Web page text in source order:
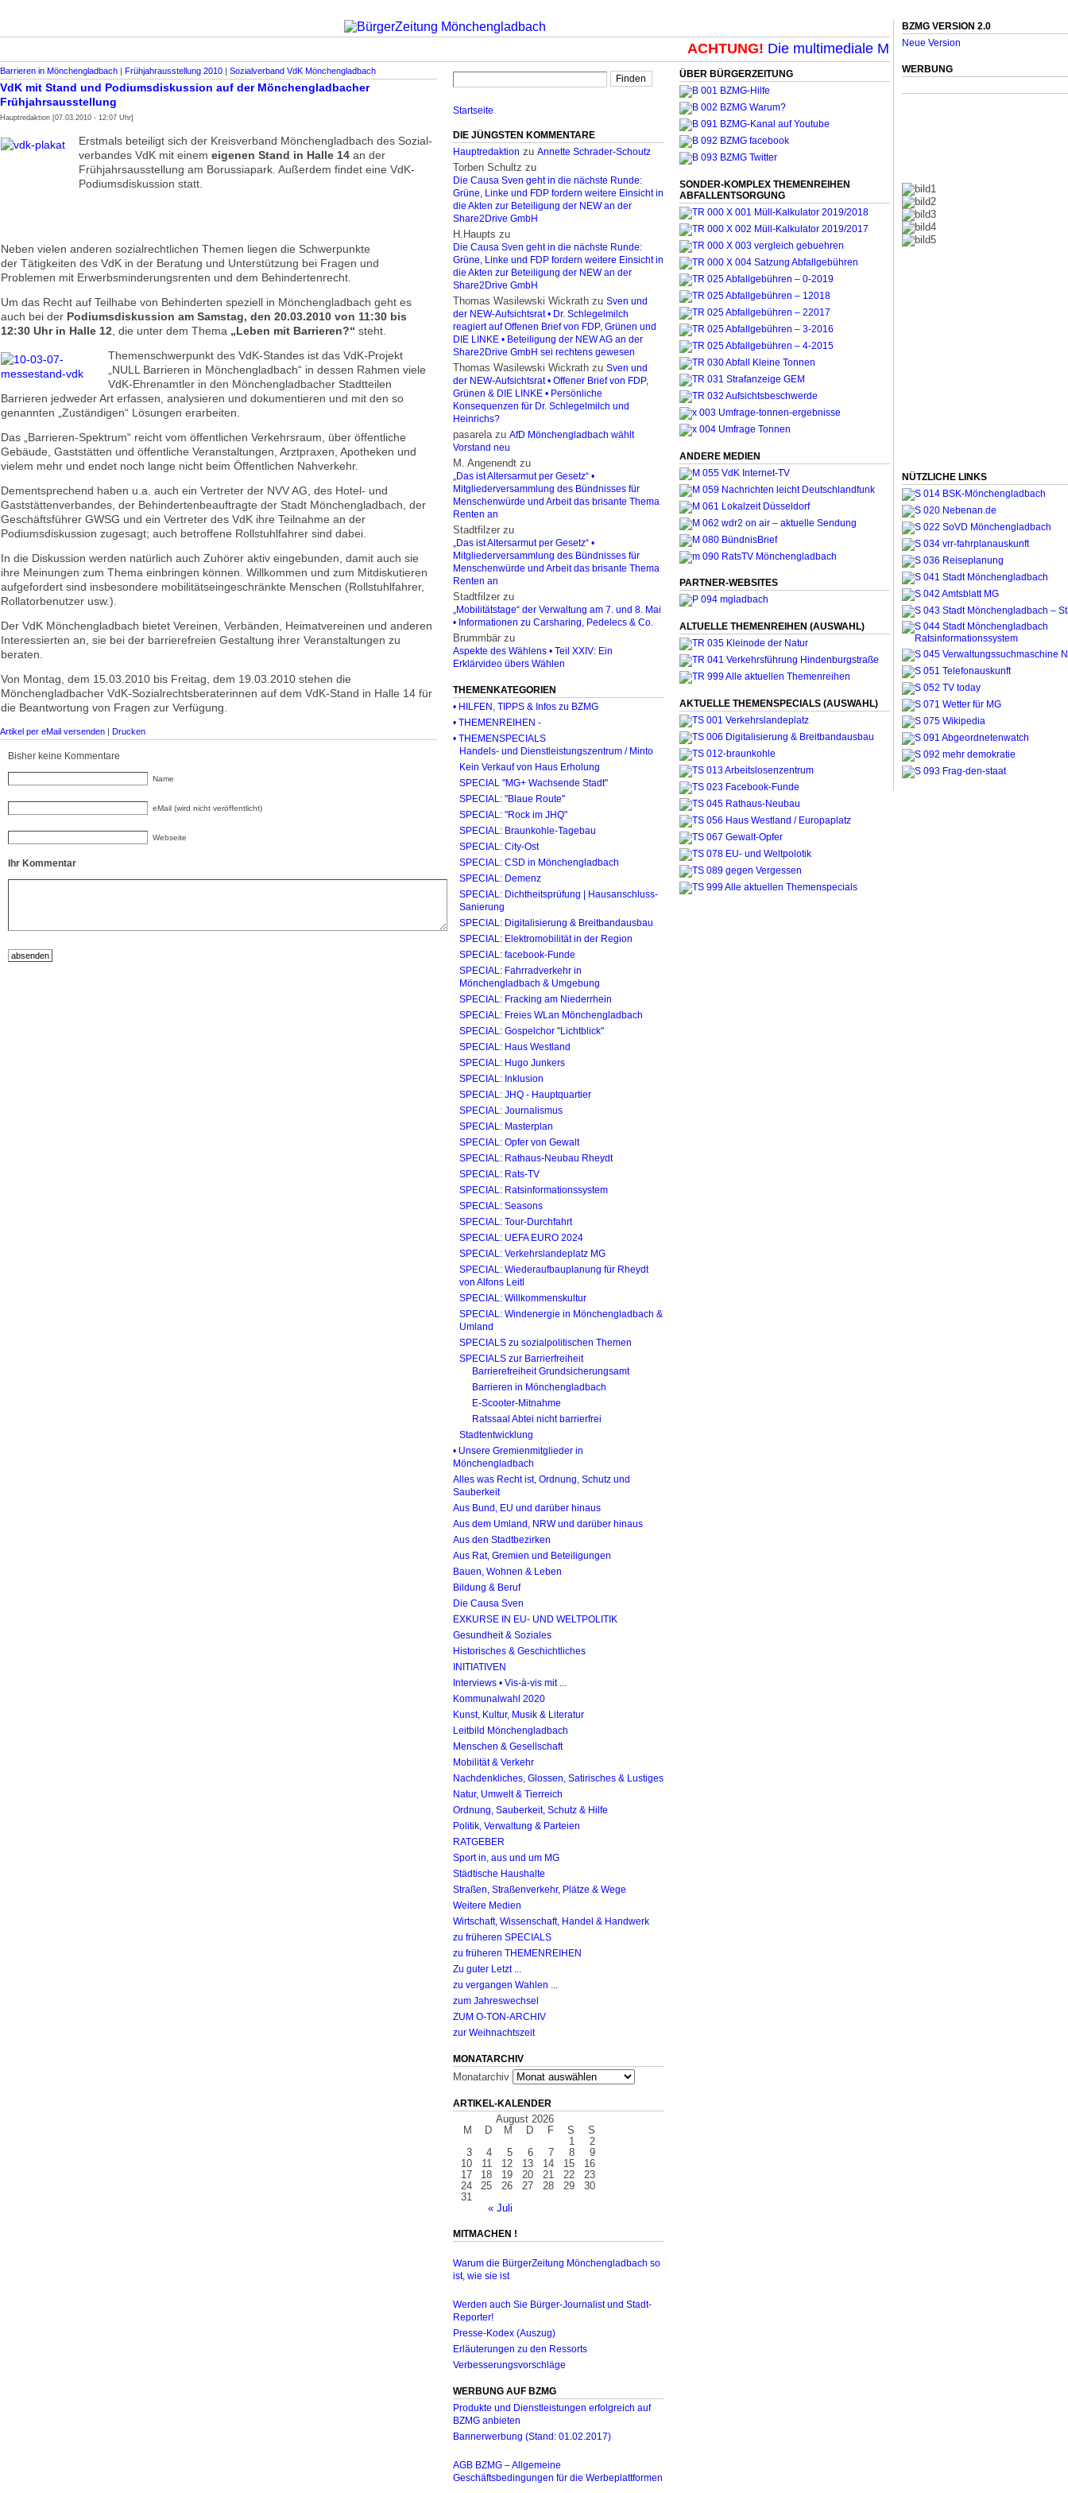
ACHTUNG!Die multimediale Mit-Mach-Zeitung für
Barrieren in Mönchengladbach | Frühjahrausstellung 2010 | Sozialverband VdK Mönchengladbach
VdK mit Stand und Podiumsdiskussion auf der Mönchengladbacher
Frühjahrsausstellung
Hauptredaktion [07.03.2010 - 12:07 Uhr]
Erstmals beteiligt sich der Kreisverband Mönchengladbach des Sozial­
verbandes VdK mit einem eigenen Stand in Halle 14 an der
Frühjahrsausstellung am Borussiapark. Außerdem findet eine VdK-
Podiumsdiskussion statt.
Neben vielen anderen sozialrechtlichen Themen liegen die Schwerpunkte
der Tätigkeiten des VdK in der Beratung und Unterstützung bei Fragen und
Problemen mit Erwerbsminderungsrenten und dem Behindertenrecht.
Um das Recht auf Teilhabe von Behinderten speziell in Mönchengladbach geht es
auch bei der Podiumsdiskussion am Samstag, den 20.03.2010 von 11:30 bis
12:30 Uhr in Halle 12 , die unter dem Thema „Leben mit Barrieren?“ steht.
Themenschwerpunkt des VdK-Standes ist das VdK-Projekt
„NULL Barrieren in Mönchengladbach“ in dessen Rahmen viele
VdK-Ehrenamtler in den Mönchengladbacher Stadtteilen
Barrieren jedweder Art erfassen, analysieren und dokumentieren und mit den so
genannten „Zuständigen“ Lösungen erarbeiten.
Das „Barrieren-Spektrum“ reicht vom öffentlichen Verkehrsraum, über öffentliche
Gebäude, Gaststätten und öffentliche Veranstaltungen, Arztpraxen, Apotheken und
vielem mehr und endet noch lange nicht beim Öffentlichen Nahverkehr.
Dementsprechend haben u.a. auch ein Vertreter der NVV AG, des Hotel- und
Gaststättenverbandes, der Behindertenbeauftragte der Stadt Mönchengladbach, der
Geschäftsführer GWSG und ein Vertreter des VdK ihre Teilnahme an der
Podiumsdiskussion zugesagt; auch betroffene Rollstuhlfahrer sind dabei.
In die Diskussion werden natürlich auch Zuhörer aktiv eingebunden, damit auch sie
ihre Meinungen zum Thema einbringen können. Willkommen und zum Mitdiskutieren
aufgefordert sind insbesondere mobilitätseingeschränkte Menschen (Rollstuhlfahrer,
Rollatorbenutzer usw.).
Der VdK Mönchengladbach bietet Vereinen, Verbänden, Heimatvereinen und anderen
Interessierten an, sie bei der barrierefreien Gestaltung ihrer Veranstaltungen zu
beraten.
Von Montag, dem 15.03.2010 bis Freitag, dem 19.03.2010 stehen die
Mönchengladbacher VdK-Sozialrechtsberaterinnen auf dem VdK-Stand in Halle 14 für
die Beantwortung von Fragen zur Verfügung.
Artikel per eMail versenden | Drucken
Bisher keine Kommentare
Name
eMail (wird nicht veröffentlicht)
Webseite
Ihr Kommentar
Startseite
DIE JÜNGSTEN KOMMENTARE
Hauptredaktion zu Annette Schrader-Schoutz
Torben Schultz zu
Die Causa Sven geht in die nächste Runde:
Grüne, Linke und FDP fordern weitere Einsicht in
die Akten zur Beteiligung der NEW an der
Share2Drive GmbH
H.Haupts zu
Die Causa Sven geht in die nächste Runde:
Grüne, Linke und FDP fordern weitere Einsicht in
die Akten zur Beteiligung der NEW an der
Share2Drive GmbH
Thomas Wasilewski Wickrath zu Sven und
der NEW-Aufsichtsrat • Dr. Schlegelmilch
reagiert auf Offenen Brief von FDP, Grünen und
DIE LINKE • Beteiligung der NEW AG an der
Share2Drive GmbH sei rechtens gewesen
Thomas Wasilewski Wickrath zu Sven und
der NEW-Aufsichtsrat • Offener Brief von FDP,
Grünen & DIE LINKE • Persönliche
Konsequenzen für Dr. Schlegelmilch und
Heinrichs?
pasarelazu AfD Mönchengladbach wählt
Vorstand neu
M. Angenendt zu
„Das ist Altersarmut per Gesetz“ •
Mitgliederversammlung des Bündnisses für
Menschenwürde und Arbeit das brisante Thema
Renten an
Stadtfilzer zu
„Das ist Altersarmut per Gesetz“ •
Mitgliederversammlung des Bündnisses für
Menschenwürde und Arbeit das brisante Thema
Renten an
Stadtfilzer zu
„Mobilitätstage“ der Verwaltung am 7. und 8. Mai
• Informationen zu Carsharing, Pedelecs & Co.
Brummbär zu
Aspekte des Wählens • Teil XXIV: Ein
Erklärvideo übers Wählen
THEMENKATEGORIEN
• HILFEN, TIPPS & Infos zu BZMG
• THEMENREIHEN -
• THEMENSPECIALS
Handels- und Dienstleistungszentrum / Minto
Kein Verkauf von Haus Erholung
SPECIAL "MG+ Wachsende Stadt"
SPECIAL: "Blaue Route"
SPECIAL: "Rock im JHQ"
SPECIAL: Braunkohle-Tagebau
SPECIAL: City-Ost
SPECIAL: CSD in Mönchengladbach
SPECIAL: Demenz
SPECIAL: Dichtheitsprüfung | Hausanschluss-
Sanierung
SPECIAL: Digitalisierung & Breitbandausbau
SPECIAL: Elektromobilität in der Region
SPECIAL: facebook-Funde
SPECIAL: Fahrradverkehr in
Mönchengladbach & Umgebung
SPECIAL: Fracking am Niederrhein
SPECIAL: Freies WLan Mönchengladbach
SPECIAL: Gospelchor "Lichtblick"
SPECIAL: Haus Westland
SPECIAL: Hugo Junkers
SPECIAL: Inklusion
SPECIAL: JHQ - Haupt­quartier
SPECIAL: Journalismus
SPECIAL: Masterplan
SPECIAL: Opfer von Gewalt
SPECIAL: Rathaus-Neubau Rheydt
SPECIAL: Rats-TV
SPECIAL: Ratsinformations­system
SPECIAL: Seasons
SPECIAL: Tour-Durchfahrt
SPECIAL: UEFA EURO 2024
SPECIAL: Verkehrslandeplatz MG
SPECIAL: Wiederaufbau­planung für Rheydt
von Alfons Leitl
SPECIAL: Willkommenskultur
SPECIAL: Windenergie in Mönchengladbach &
Umland
SPECIALS zu sozialpolitischen Themen
SPECIALS zur Barrierfreiheit
Barrierefreiheit Grundsicherungsamt
Barrieren in Mönchengladbach
E-Scooter-Mitnahme
Ratssaal Abtei nicht barrierfrei
Stadtentwicklung
• Unsere Gremienmitglieder in
Mönchengladbach
Alles was Recht ist, Ordnung, Schutz und
Sauberkeit
Aus Bund, EU und darüber hinaus
Aus dem Umland, NRW und darüber hinaus
Aus den Stadtbezirken
Aus Rat, Gremien und Beteiligungen
Bauen, Wohnen & Leben
Bildung & Beruf
Die Causa Sven
EXKURSE IN EU- UND WELTPOLITIK
Gesundheit & Soziales
Historisches & Geschichtliches
INITIATIVEN
Interviews • Vis-à-vis mit ...
Kommunalwahl 2020
Kunst, Kultur, Musik & Literatur
Leitbild Mönchengladbach
Menschen & Gesellschaft
Mobilität & Verkehr
Nachdenkliches, Glossen, Satirisches & Lustiges
Natur, Umwelt & Tierreich
Ordnung, Sauberkeit, Schutz & Hilfe
Politik, Verwaltung & Parteien
RATGEBER
Sport in, aus und um MG
Städtische Haushalte
Straßen, Straßenverkehr, Plätze & Wege
Weitere Medien
Wirtschaft, Wissenschaft, Handel & Handwerk
zu früheren SPECIALS
zu früheren THEMENREIHEN
Zu guter Letzt ...
zu vergangen Wahlen ...
zum Jahreswechsel
ZUM O-TON-ARCHIV
zur Weihnachtszeit
MONATARCHIV
Monatarchiv
ARTIKEL-KALENDER
August 2026
M
D M D F S S
« Juli
1
2
3
4 5 6 7 8
9
10
11 12 13 14 15
16
17
18 19 20 21 22
23
24
25 26 27 28 29
30
31
MITMACHEN !
Warum die BürgerZeitung Mönchengladbach so
ist, wie sie ist
Werden auch Sie Bürger-Journalist und Stadt-
Reporter!
Presse-Kodex (Auszug)
Erläuterungen zu den Ressorts
Verbesserungsvorschläge
WERBUNG AUF BZMG
Produkte und Dienstleistungen erfolgreich auf
BZMG anbieten
Bannerwerbung (Stand: 01.02.2017)
AGB BZMG – Allgemeine
Geschäftsbedingungen für die Werbeplattformen
ÜBER BÜRGERZEITUNG
SONDER-KOMPLEX THEMENREIHEN
ABFALLENTSORGUNG
ANDERE MEDIEN
PARTNER-WEBSITES
ALTUELLE THEMENREIHEN (AUSWAHL)
AKTUELLE THEMENSPECIALS (AUSWAHL)
BZMG VERSION 2.0
Neue Version
WERBUNG
NÜTZLICHE LINKS